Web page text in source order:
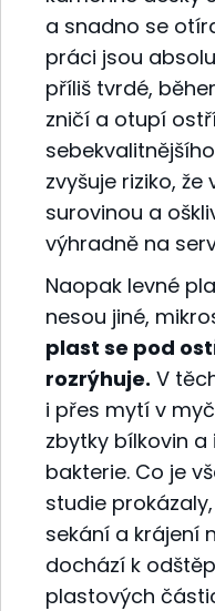
a snadno se
práci jsou
příliš tvrdé,
zničí a otupí
zvyšuje riziko,
surovinou a
výhradně na
Naopak levné
nesou jiné,
plast se pod
rozrýhuje. V
i přes mytí v
zbytky bílkovin
bakterie. Co je
studie
sekání a krájení
dochází k
plastových